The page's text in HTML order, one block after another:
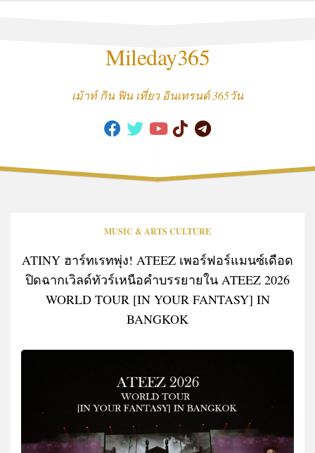
Mileday365
เม้าท์ กิน ฟิน เที่ยว อินเทรนด์ 365วัน
MUSIC & ARTS CULTURE
ATINY ฮาร์ทเรทพุ่ง! ATEEZ เพอร์ฟอร์แมนซ์เดือด
ปิดฉากเวิลด์ทัวร์เหนือคำบรรยายใน ATEEZ 2026
WORLD TOUR [IN YOUR FANTASY] IN
BANGKOK